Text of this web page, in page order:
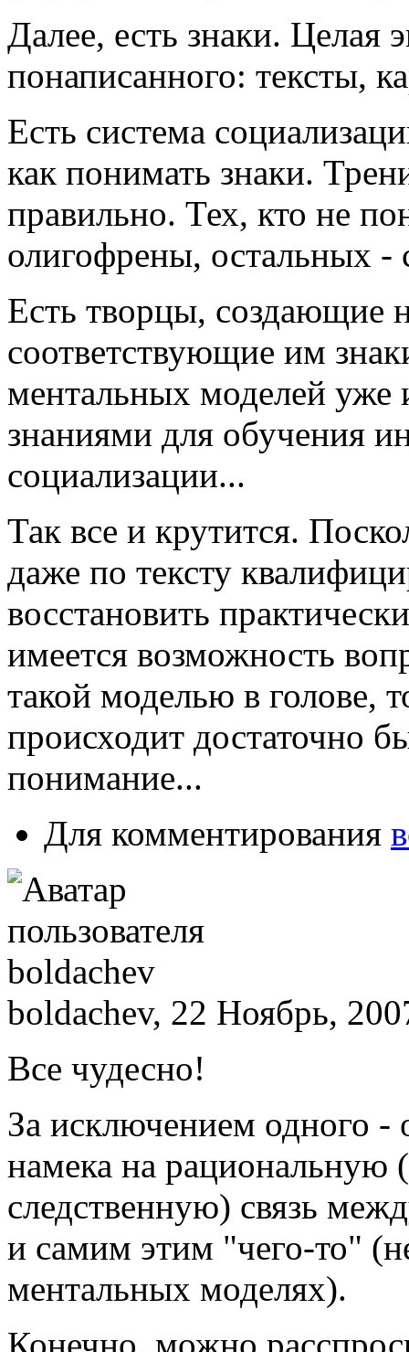
Далее, есть знаки. Целая
понаписанного: тексты,
Есть система
как понимать знаки.
правильно. Тех, кто не
олигофрены, остальных -
Есть творцы, создающие
соответствующие им
ментальных моделей уже
знаниями для обучения
социализации...
Так все и крутится.
даже по тексту
восстановить
имеется возможность
такой моделью в голове,
происходит достаточно
понимание...
Для комментирования
boldachev, 22 Ноябрь,
Все чудесно!
За исключением одного -
намека на
следственную) связь
и самим этим "чего-то"
ментальных моделях).